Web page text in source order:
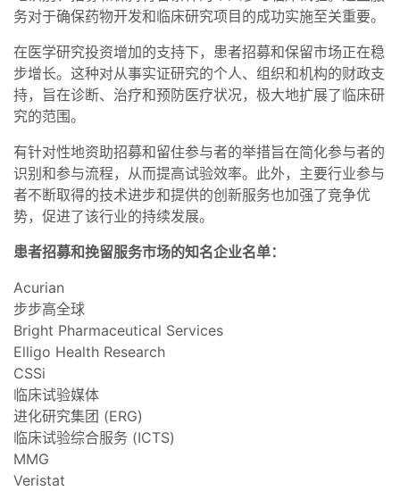
务对于确保药物开发和临床研究项目的成功实施至关重要。
在医学研究投资增加的支持下，患者招募和保留市场正在稳
步增长。这种对从事实证研究的个人、组织和机构的财政支
持，旨在诊断、治疗和预防医疗状况，极大地扩展了临床研
究的范围。
有针对性地资助招募和留住参与者的举措旨在简化参与者的
识别和参与流程，从而提高试验效率。此外，主要行业参与
者不断取得的技术进步和提供的创新服务也加强了竞争优
势，促进了该行业的持续发展。
患者招募和挽留服务市场的知名企业名单：
Acurian
步步高全球
Bright Pharmaceutical Services
Elligo Health Research
CSSi
临床试验媒体
进化研究集团 (ERG)
临床试验综合服务 (ICTS)
MMG
Veristat